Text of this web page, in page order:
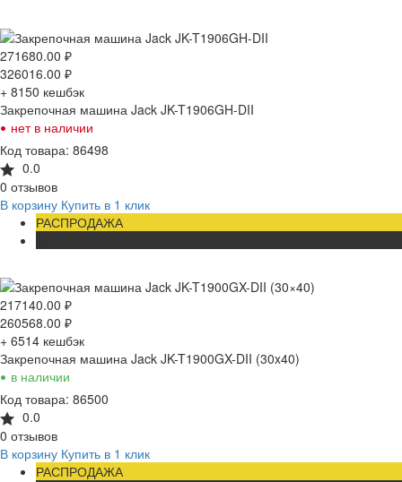
271680.00 ₽
326016.00 ₽
+ 8150 кешбэк
Закрепочная машина Jack JK-T1906GH-DII
• нет в наличии
Код товара: 86498
0.0
0 отзывов
В корзину Купить в 1 клик
РАСПРОДАЖА
217140.00 ₽
260568.00 ₽
+ 6514 кешбэк
Закрепочная машина Jack JK-T1900GX-DII (30x40)
• в наличии
Код товара: 86500
0.0
0 отзывов
В корзину Купить в 1 клик
РАСПРОДАЖА